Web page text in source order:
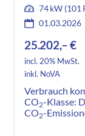
74 kW (101
01.03.2026
25.202,– €
incl. 20% MwSt.
inkl. NoVA
Verbrauch
CO2-Klasse: D
CO2-